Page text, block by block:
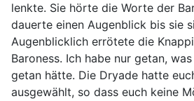
lenkte. Sie hörte die Worte der
dauerte einen Augenblick bis sie
Augenblicklich errötete die
Baroness. Ich habe nur getan,
getan hätte. Die Dryade hatte
ausgewählt, so dass euch keine